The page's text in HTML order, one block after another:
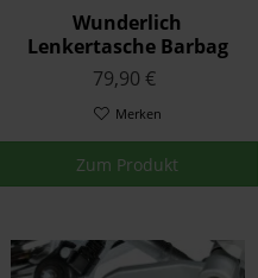
Wunderlich
Lenkertasche Barbag
Media Größe L Schwarz
79,90 €
Merken
Zum Produkt